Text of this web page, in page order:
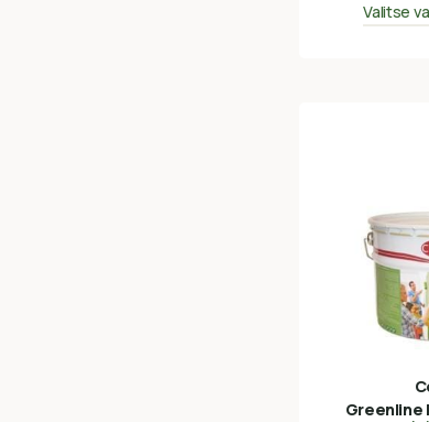
Valitse
Greenline